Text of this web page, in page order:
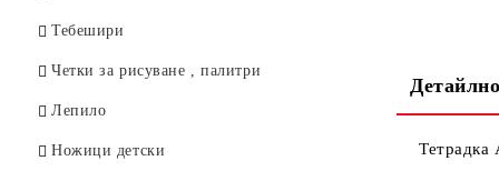
Тебешири
Четки за рисуване , палитри
Лепило
Ножици детски Тетрадка